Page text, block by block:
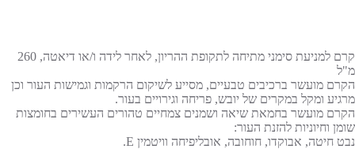
קרם למניעת סימני מתיחה לתקופת ההריון, לאחר לידה ו/או דיאטה, 260
מ"ל
הקרם מועשר ברכיבים טבעיים, מסייע לשיקום הרקמות וגמישות העור וכן
מרגיע ומקל במקרים של יובש, פריחה וגירויים בעור.
הקרם מועשר בחמאת שיאה ושמנים צמחיים טהורים העשירים בחומצות
שומן וחיוניות להזנת העור:
נבט חיטה, אבוקדו, חוחובה, אובליפיחה וויטמין E.